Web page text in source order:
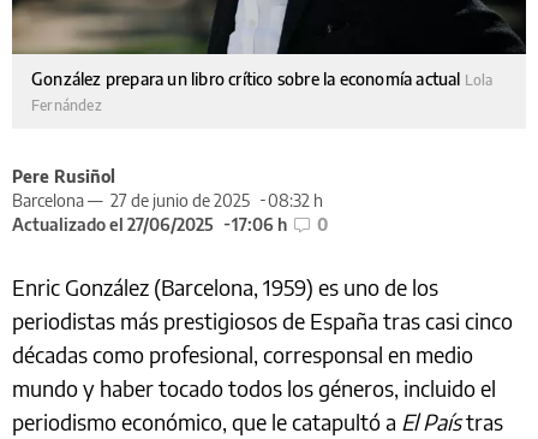
González prepara un libro crítico sobre la economía actual Lola
Fernández
Pere Rusiñol
Barcelona — 27 de junio de 2025
08:32 h
Actualizado el 27/06/2025
17:06 h 0
Enric González (Barcelona, 1959) es uno de los
periodistas más prestigiosos de España tras casi cinco
décadas como profesional, corresponsal en medio
mundo y haber tocado todos los géneros, incluido el
periodismo económico, que le catapultó a El Paístras